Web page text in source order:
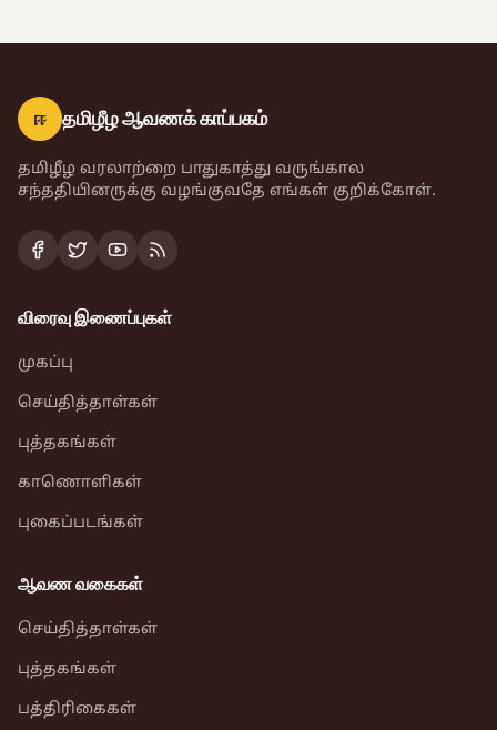
ஈ தமிழீழ ஆவணக் காப்பகம்
தமிழீழ வரலாற்றை பாதுகாத்து வருங்கால
சந்ததியினருக்கு வழங்குவதே எங்கள் குறிக்கோள்.
விரைவு இணைப்புகள்
முகப்பு
செய்தித்தாள்கள்
புத்தகங்கள்
காணொளிகள்
புகைப்படங்கள்
ஆவண வகைகள்
செய்தித்தாள்கள்
புத்தகங்கள்
பத்திரிகைகள்